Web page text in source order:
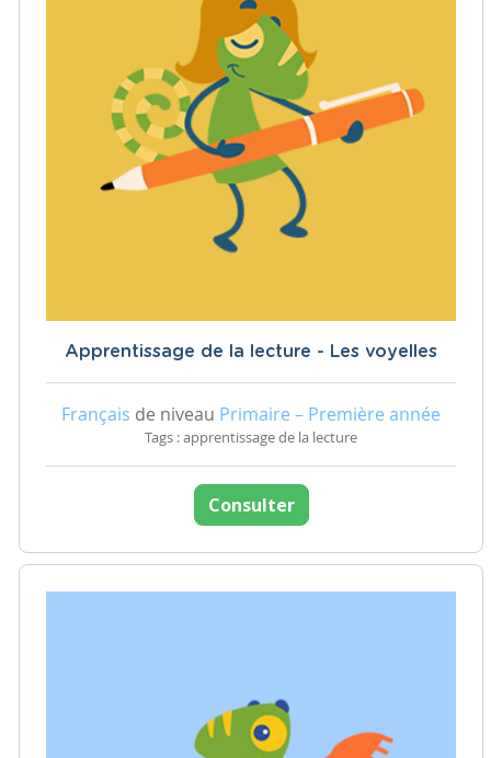
Apprentissage de la lecture - Les voyelles
Français de niveau Primaire – Première année
Tags : apprentissage de la lecture
Consulter